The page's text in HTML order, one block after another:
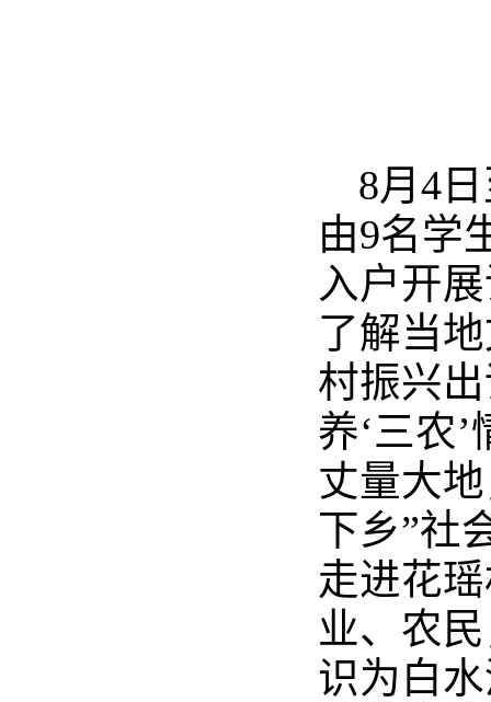
8月4
由9名学
入户开
了解当
村振兴
养‘三农
丈量大
下乡”社
走进花
业、农
识为白